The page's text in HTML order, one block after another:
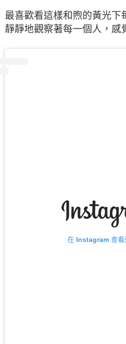
最喜歡看這樣和煦的黃光下
靜靜地觀察著每一個人，感
在 Instagram 查看